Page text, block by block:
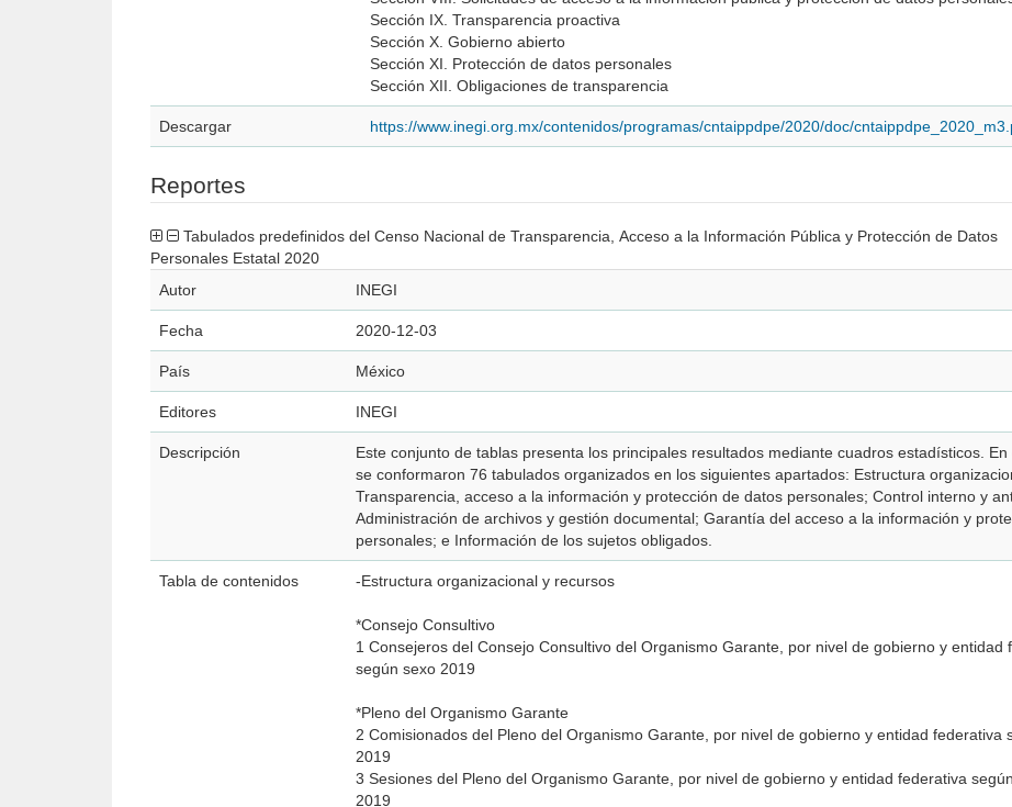
Sección IX. Transparencia proactiva
Sección X. Gobierno abierto
Sección XI. Protección de datos personales
Sección XII. Obligaciones de transparencia
Descargar https://www.inegi.org.mx/contenidos/programas/cntaippdpe/2020/doc/
Reportes
Personales Estatal 2020
Autor INEGI
Fecha 2020-12-03
País México
Editores INEGI
Descripción
Este conjunto de tablas presenta los principales resultados mediante cuadros estadísticos. En
se conformaron 76 tabulados organizados en los siguientes apartados: Estructura
Transparencia, acceso a la información y protección de datos personales; Control interno y
Administración de archivos y gestión documental; Garantía del acceso a la información y
personales; e Información de los sujetos obligados.
Tabla de contenidos -Estructura organizacional y recursos
*Consejo Consultivo
1 Consejeros del Consejo Consultivo del Organismo Garante, por nivel de gobierno y entidad
según sexo 2019
*Pleno del Organismo Garante
2 Comisionados del Pleno del Organismo Garante, por nivel de gobierno y entidad federativa
2019
3 Sesiones del Pleno del Organismo Garante, por nivel de gobierno y entidad federativa
2019